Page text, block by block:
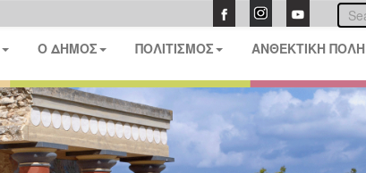
Ο ΔΗΜΟΣ ΠΟΛΙΤΙΣΜΟΣ ΑΝΘΕΚΤΙΚΗ ΠΟΛΗ